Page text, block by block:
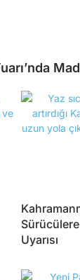
Sürücülere
Uyarısı